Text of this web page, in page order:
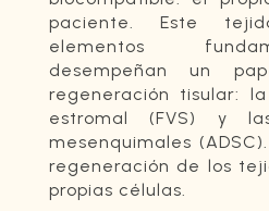
paciente. Este
elementos
desempeñan un
regeneración tisular:
estromal (FVS) y
mesenquimales
regeneración de los
propias células.